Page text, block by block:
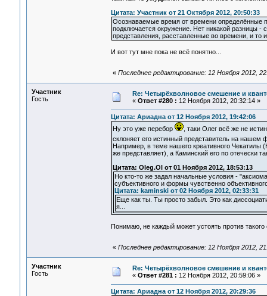
Цитата: Участник от 21 Октября 2012, 20:50:33
Осознаваемые время от времени определённые
подключается окружение. Нет никакой разницы
представления, расставленные во времени, и то
И вот тут мне пока не всё понятно...
« Последнее редактирование: 12 Ноября 2012,
Участник
Гость
Re: Четырёхволновое смешение и
« Ответ #280 : 12 Ноября 2012, 20:32:14 »
Цитата: Ариадна от 12 Ноября 2012, 19:42:06
Ну это уже перебор
, таки Олег всё же не
склоняет его истинный представитель на
Например, в теме нашего креативного Чекатилы
же представляет), а Каминский его по отечески
Цитата: Oleg.Ol от 01 Ноября 2012, 18:53:13
Но кто-то же задал начальные условия -
субъективного и формы чувственно
Цитата: kaminski от 02 Ноября 2012, 02:33:31
Еще как ты. Ты просто забыл. Это как
я...
Понимаю, не каждый может устоять против такого
« Последнее редактирование: 12 Ноября 2012,
Участник
Гость
Re: Четырёхволновое смешение и
« Ответ #281 : 12 Ноября 2012, 20:59:06 »
Цитата: Ариадна от 12 Ноября 2012, 20:29:36